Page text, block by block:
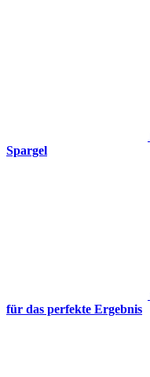
Spargel
für das perfekte Ergebnis